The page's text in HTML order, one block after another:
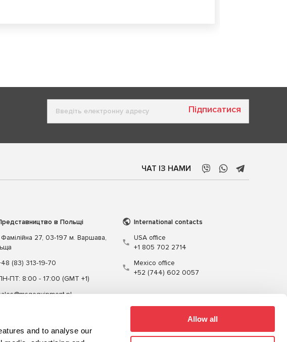
and to analyse our
Allow all
Підписатися
ЧАТ ІЗ НАМИ
в Польщі
27, 03-197 м. Варшава,
(83) 313-19-70
ПТ: 8:00 - 17:00 (GMT +1)
International contacts
USA office
+1 805 702 2714
Mexico office
+52 (744) 602 0057